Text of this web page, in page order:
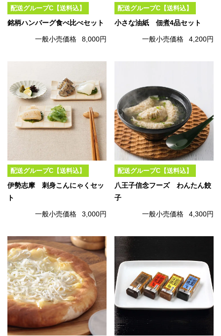
配送グループC【送料込】
銘柄ハンバーグ食べ比べセット
一般小売価格 8,000円
配送グループC【送料込】
小さな油紙 佃煮4品セット
一般小売価格 4,200円
配送グループC【送料込】
伊勢志摩 刺身こんにゃくセッ
ト
一般小売価格 3,000円
配送グループC【送料込】
八王子信念フーズ わんたん餃
子
一般小売価格 4,300円